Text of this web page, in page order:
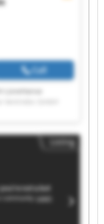
Call
LüneHanse
GmbH
GmbH
Vertriebs GmbH
LüneHanse
GmbH
Listing